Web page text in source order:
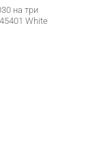
на три
White